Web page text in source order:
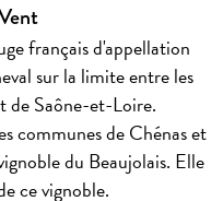
français d'appellation
sur la limite entre les
de Saône-et-Loire.
communes de Chénas et
du Beaujolais. Elle
ce vignoble.